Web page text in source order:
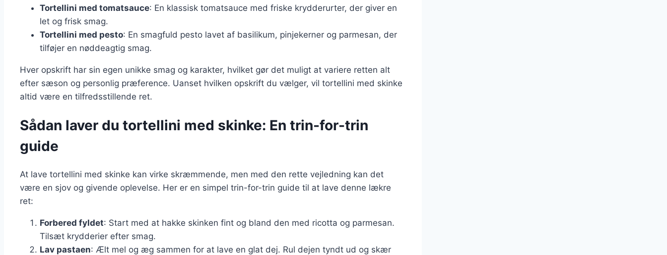
Tortellini med tomatsauce: En klassisk tomatsauce med friske krydderurter, der giver en
let og frisk smag.
Tortellini med pesto: En smagfuld pesto lavet af basilikum, pinjekerner og parmesan, der
tilføjer en nøddeagtig smag.
Hver opskrift har sin egen unikke smag og karakter, hvilket gør det muligt at variere retten alt
efter sæson og personlig præference. Uanset hvilken opskrift du vælger, vil tortellini med skinke
altid være en tilfredsstillende ret.
Sådan laver du tortellini med skinke: En trin-for-trin
guide
At lave tortellini med skinke kan virke skræmmende, men med den rette vejledning kan det
være en sjov og givende oplevelse. Her er en simpel trin-for-trin guide til at lave denne lækre
ret:
Forbered fyldet: Start med at hakke skinken fint og bland den med ricotta og parmesan.
Tilsæt krydderier efter smag.
Lav pastaen: Ælt mel og æg sammen for at lave en glat dej. Rul dejen tyndt ud og skær